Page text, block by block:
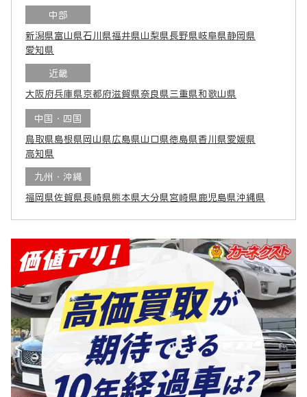
中部
新潟県富山県石川県福井県山梨県長野県岐阜県静岡県
愛知県
近畿
大阪府兵庫県京都府滋賀県奈良県 三重県和歌山県
中国・四国
鳥取県島根県 岡山県広島県山口県徳島県香川県愛媛県
高知県
九州・沖縄
福岡県佐賀県長崎県熊本県大分県宮崎県鹿児島県沖縄県